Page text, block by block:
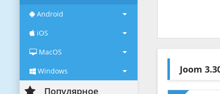
Android
iOS
MacOS
Windows
Популярное
Joom